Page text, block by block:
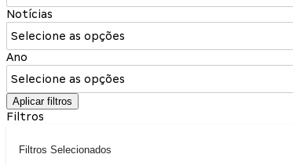
Notícias
Selecione as opções
Ano
Selecione as opções
Aplicar filtros
Filtros
Filtros Selecionados